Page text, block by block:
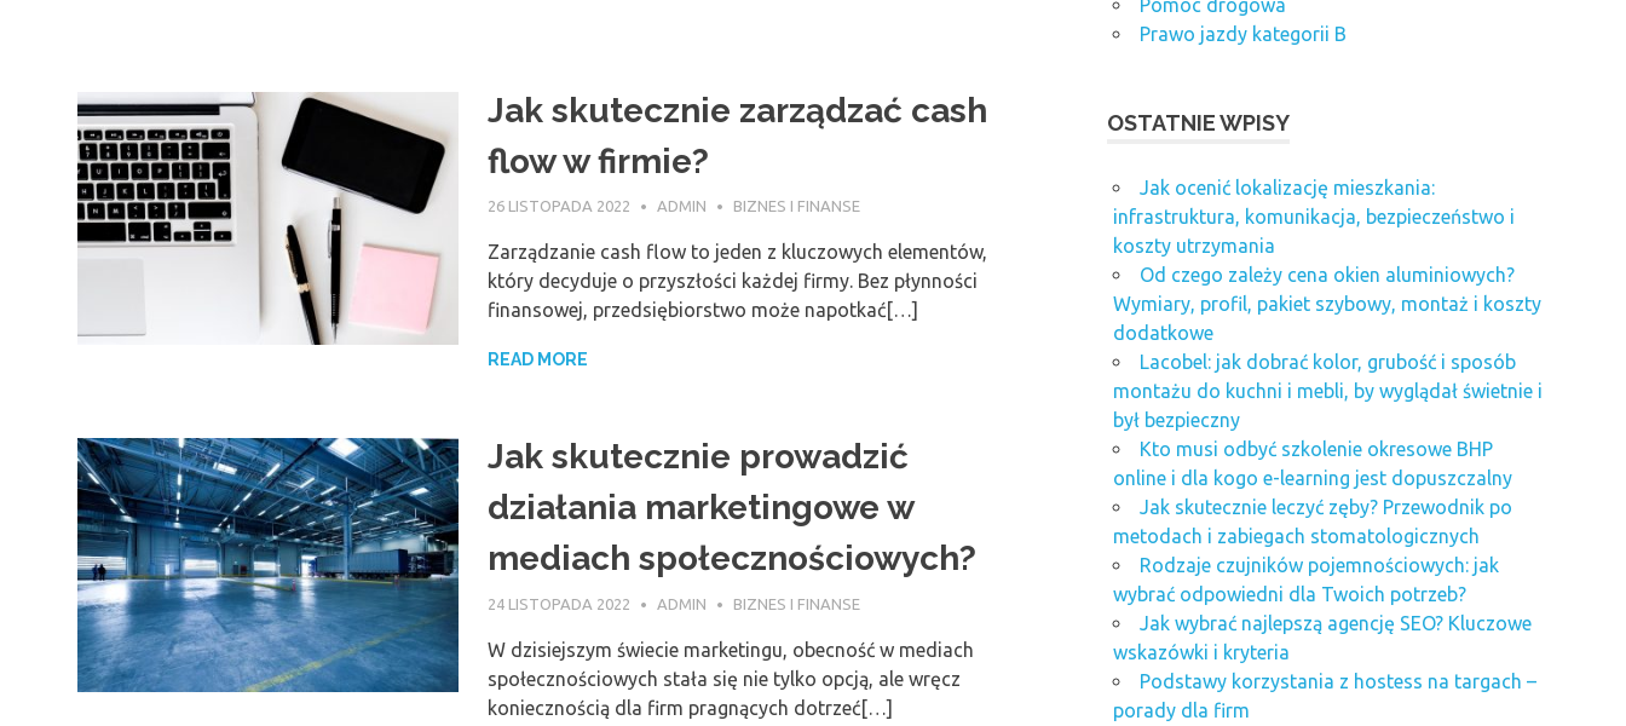
Jak skutecznie zarządzać cash
flow w firmie?
26 LISTOPADA 2022 ADMIN BIZNES I FINANSE
Zarządzanie cash flow to jeden z kluczowych elementów,
który decyduje o przyszłości każdej firmy. Bez płynności
finansowej, przedsiębiorstwo może napotkać[…]
READ MORE
Jak skutecznie prowadzić
działania marketingowe w
mediach społecznościowych?
24 LISTOPADA 2022 ADMIN BIZNES I FINANSE
W dzisiejszym świecie marketingu, obecność w mediach
społecznościowych stała się nie tylko opcją, ale wręcz
koniecznością dla firm pragnących dotrzeć[…]
Pomoc drogowa
Prawo jazdy kategorii B
OSTATNIE WPISY
Jak ocenić lokalizację mieszkania:
infrastruktura, komunikacja, bezpieczeństwo i
koszty utrzymania
Od czego zależy cena okien aluminiowych?
Wymiary, profil, pakiet szybowy, montaż i koszty
dodatkowe
Lacobel: jak dobrać kolor, grubość i sposób
montażu do kuchni i mebli, by wyglądał świetnie i
był bezpieczny
Kto musi odbyć szkolenie okresowe BHP
online i dla kogo e-learning jest dopuszczalny
Jak skutecznie leczyć zęby? Przewodnik po
metodach i zabiegach stomatologicznych
Rodzaje czujników pojemnościowych: jak
wybrać odpowiedni dla Twoich potrzeb?
Jak wybrać najlepszą agencję SEO? Kluczowe
wskazówki i kryteria
Podstawy korzystania z hostess na targach –
porady dla firm